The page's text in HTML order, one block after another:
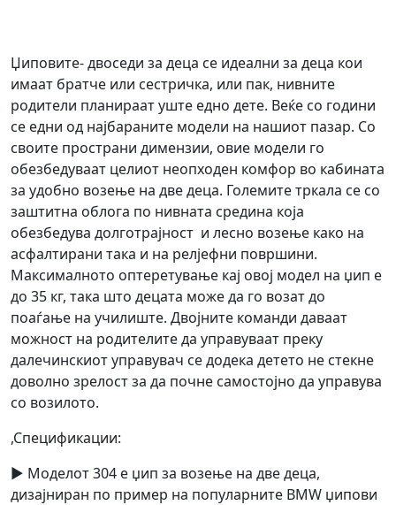
Џиповите- двоседи за деца се идеални за деца кои
имаат братче или сестричка, или пак, нивните
родители планираат уште едно дете. Веќе со години
се едни од најбараните модели на нашиот пазар. Со
своите пространи димензии, овие модели го
обезбедуваат целиот неопходен комфор во кабината
за удобно возење на две деца. Големите тркала се со
заштитна облога по нивната средина која
обезбедува долготрајност и лесно возење како на
асфалтирани така и на релјефни површини.
Максималното оптеретување кај овој модел на џип е
до 35 кг, така што децата може да го возат до
поаѓање на училиште. Двојните команди даваат
можност на родителите да управуваат преку
далечинскиот управувач се додека детето не стекне
доволно зрелост за да почне самостојно да управува
со возилото.
,Спецификации:
► Моделот 304 е џип за возење на две деца,
дизајниран по пример на популарните BMW џипови